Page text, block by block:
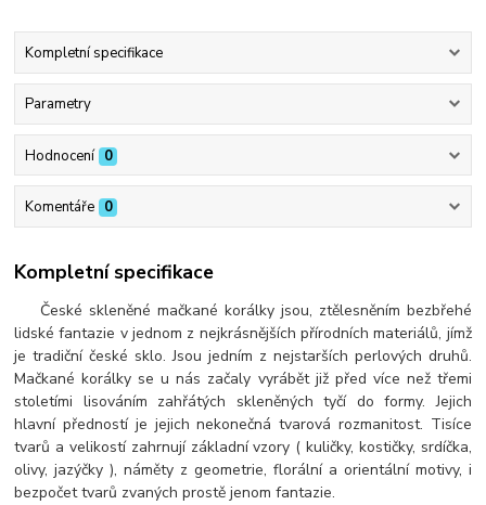
Kompletní specifikace
Parametry
Hodnocení 0
Komentáře 0
Kompletní specifikace
České skleněné mačkané korálky jsou, ztělesněním bezbřehé
lidské fantazie v jednom z nejkrásnějších přírodních materiálů, jímž
je tradiční české sklo. Jsou jedním z nejstarších perlových druhů.
Mačkané korálky se u nás začaly vyrábět již před více než třemi
stoletími lisováním zahřátých skleněných tyčí do formy. Jejich
hlavní předností je jejich nekonečná tvarová rozmanitost. Tisíce
tvarů a velikostí zahrnují základní vzory ( kuličky, kostičky, srdíčka,
olivy, jazýčky ), náměty z geometrie, florální a orientální motivy, i
bezpočet tvarů zvaných prostě jenom fantazie.